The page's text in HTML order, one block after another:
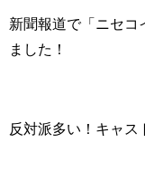
新聞報道で「ニセコ
ました！
反対派多い！キャス